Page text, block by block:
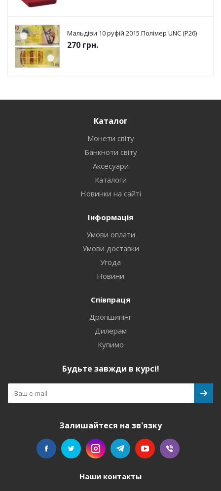
Мальдіви 10 руфій 2015 Полімер UNC (P26)
270 грн.
Каталог
Монети світу
Банкноти світу
Аксесуари
Каталоги
Новинки на сайті
Інформація
Умови оплати
Умови доставки
Угода
Новини
Співпраця
Дропшипінг
Дилерам
Купимо
Будьте завжди в курсі!
Залишайтеся на зв'язку
Наши контакты